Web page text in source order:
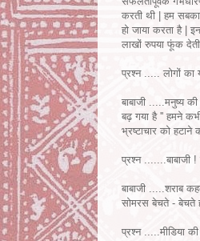
करती थी | हम
हो जाया करता है |
लाखों रुपया फूंक देती
प्रश्न ..... लोगों का
बाबाजी .....मनुष्य
बढ़ गया है '' हमने
भ्रष्टाचार को
प्रश्न .......बाबाजी
बाबाजी .....शराब
सोमरस बेचते - बेचते
प्रश्न .....मीडिया